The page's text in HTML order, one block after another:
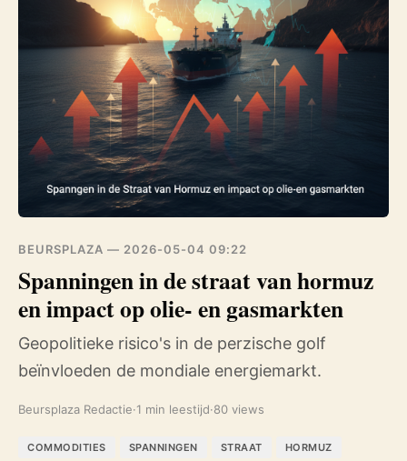
BEURSPLAZA — 2026-05-04 09:22
Spanningen in de straat van hormuz
en impact op olie- en gasmarkten
Geopolitieke risico's in de perzische golf
beïnvloeden de mondiale energiemarkt.
Beursplaza Redactie·1 min leestijd·80 views
COMMODITIES SPANNINGEN STRAAT
HORMUZ